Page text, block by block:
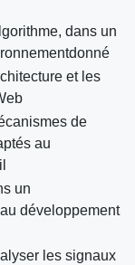
dans un
et les
de
au
un
développement
les signaux